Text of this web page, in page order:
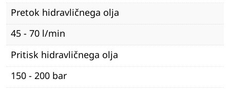
Pretok hidravličnega olja
45 - 70 l/min
Pritisk hidravličnega olja
150 - 200 bar